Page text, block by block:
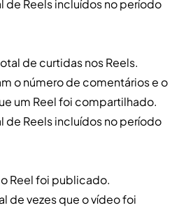
de Reels incluídos no período
de curtidas nos Reels.
o número de comentários e o
um Reel foi compartilhado.
de Reels incluídos no período
Reel foi publicado.
de vezes que o vídeo foi